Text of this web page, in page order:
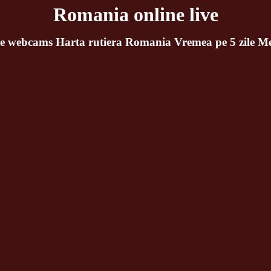
Romania online live
webcams Harta rutiera Romania Vremea pe 5 zile